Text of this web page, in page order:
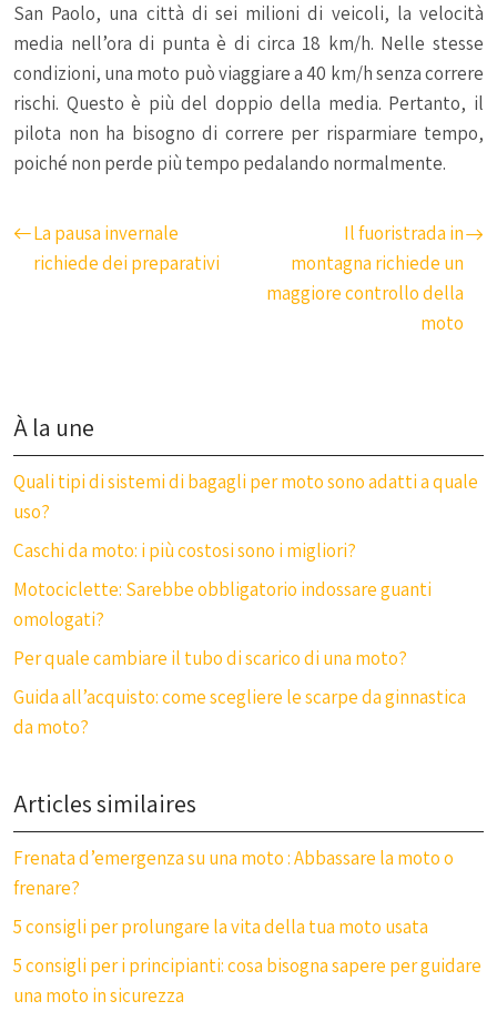
San Paolo, una città di sei milioni di veicoli, la velocità
media nell’ora di punta è di circa 18 km/h. Nelle stesse
condizioni, una moto può viaggiare a 40 km/h senza correre
rischi. Questo è più del doppio della media. Pertanto, il
pilota non ha bisogno di correre per risparmiare tempo,
poiché non perde più tempo pedalando normalmente.
La pausa invernale
richiede dei preparativi
Il fuoristrada in
montagna richiede un
maggiore controllo della
moto
À la une
Quali tipi di sistemi di bagagli per moto sono adatti a quale
uso?
Caschi da moto: i più costosi sono i migliori?
Motociclette: Sarebbe obbligatorio indossare guanti
omologati?
Per quale cambiare il tubo di scarico di una moto?
Guida all’acquisto: come scegliere le scarpe da ginnastica
da moto?
Articles similaires
Frenata d’emergenza su una moto : Abbassare la moto o
frenare?
5 consigli per prolungare la vita della tua moto usata
5 consigli per i principianti: cosa bisogna sapere per guidare
una moto in sicurezza